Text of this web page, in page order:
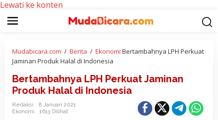
Lewati ke konten
Mudabicara.com / Berita / Ekonomi Bertambahnya LPH Perkuat
Jaminan Produk Halal di Indonesia
Bertambahnya LPH Perkuat Jaminan
Produk Halal di Indonesia
Redaksi
8 Januari 2021
Ekonomi
1613 Dilihat